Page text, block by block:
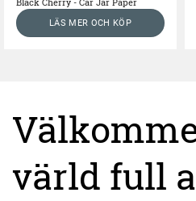
LÄS MER OCH KÖP
värld full